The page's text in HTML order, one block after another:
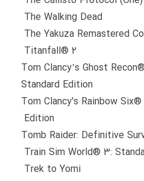
The Walking Dead
The Yakuza Remastered
Titanfall® 2
Tom Clancy’s Ghost
Standard Edition
Tom Clancy's Rainbow
Edition
Tomb Raider: Definitive
Train Sim World® 3:
Trek to Yomi